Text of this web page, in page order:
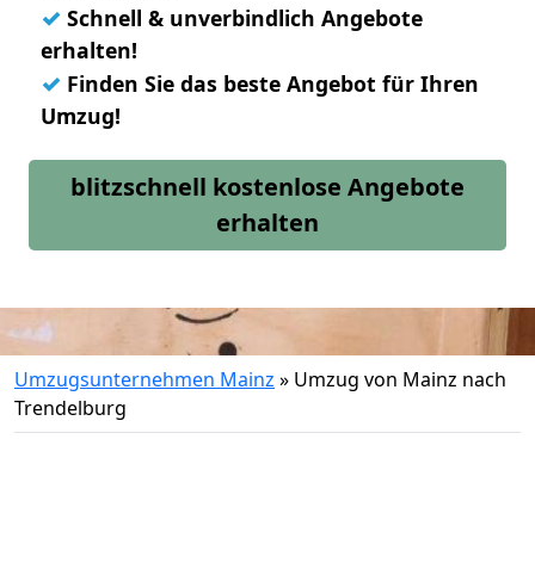
✓ Schnell & unverbindlich Angebote
erhalten!
✓ Finden Sie das beste Angebot für Ihren
Umzug!
blitzschnell kostenlose Angebote
erhalten
Umzugsunternehmen Mainz » Umzug von Mainz nach
Trendelburg